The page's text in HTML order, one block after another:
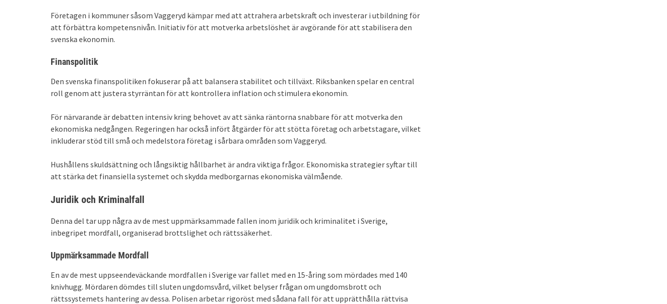
Företagen i kommuner såsom Vaggeryd kämpar med att attrahera arbetskraft och investerar i utbildning för
att förbättra kompetensnivån. Initiativ för att motverka arbetslöshet är avgörande för att stabilisera den
svenska ekonomin.
Finanspolitik
Den svenska finanspolitiken fokuserar på att balansera stabilitet och tillväxt. Riksbanken spelar en central
roll genom att justera styrräntan för att kontrollera inflation och stimulera ekonomin.
För närvarande är debatten intensiv kring behovet av att sänka räntorna snabbare för att motverka den
ekonomiska nedgången. Regeringen har också infört åtgärder för att stötta företag och arbetstagare, vilket
inkluderar stöd till små och medelstora företag i sårbara områden som Vaggeryd.
Hushållens skuldsättning och långsiktig hållbarhet är andra viktiga frågor. Ekonomiska strategier syftar till
att stärka det finansiella systemet och skydda medborgarnas ekonomiska välmående.
Juridik och Kriminalfall
Denna del tar upp några av de mest uppmärksammade fallen inom juridik och kriminalitet i Sverige,
inbegripet mordfall, organiserad brottslighet och rättssäkerhet.
Uppmärksammade Mordfall
En av de mest uppseendeväckande mordfallen i Sverige var fallet med en 15-åring som mördades med 140
knivhugg. Mördaren dömdes till sluten ungdomsvård, vilket belyser frågan om ungdomsbrott och
rättssystemets hantering av dessa. Polisen arbetar rigoröst med sådana fall för att upprätthålla rättvisa